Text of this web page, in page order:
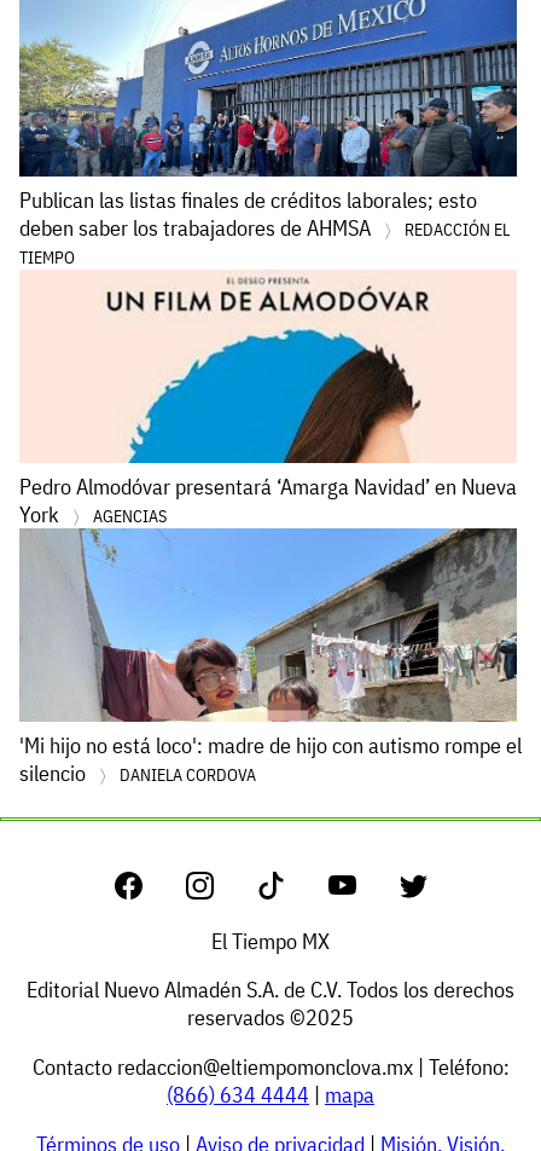
Publican las listas finales de créditos laborales; esto
deben saber los trabajadores de AHMSA
REDACCIÓN EL
TIEMPO
Pedro Almodóvar presentará ‘Amarga Navidad’ en Nueva
York
AGENCIAS
'Mi hijo no está loco': madre de hijo con autismo rompe el
silencio
DANIELA CORDOVA
El Tiempo MX
Editorial Nuevo Almadén S.A. de C.V. Todos los derechos
reservados ©2025
Contacto redaccion@eltiempomonclova.mx| Teléfono:
(866) 634 4444 | mapa
Términos de uso | Aviso de privacidad | Misión, Visión,